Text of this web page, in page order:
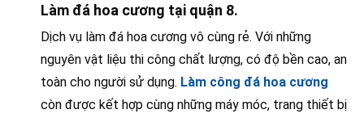
Làm đá hoa cương tại quận 8.
Dịch vụ làm đá hoa cương vô cùng rẻ. Với những
nguyên vật liệu thi công chất lượng, có độ bền cao, an
toàn cho người sử dụng. Làm công đá hoa cương
còn được kết hợp cùng những máy móc, trang thiết bị